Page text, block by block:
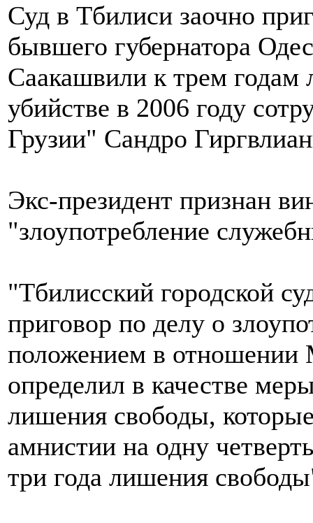
Суд в Тбилиси заочно
бывшего губернатора
Саакашвили к трем
убийстве в 2006 году
Грузии" Сандро
Экс-президент признан
"злоупотребление
"Тбилисский городской
приговор по делу о
положением в
определил в качестве
лишения свободы,
амнистии на одну
три года лишения